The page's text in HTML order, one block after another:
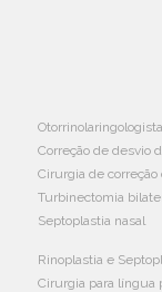
Correção de desvio
Cirurgia de
Turbinectomia
Septoplastia nasal
Rinoplastia e
Cirurgia para língua